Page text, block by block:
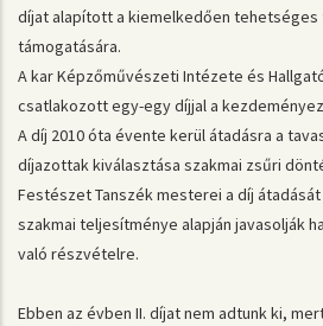
díjat alapított a kiemelkedően
támogatására.
A kar Képzőművészeti Intézete és
csatlakozott egy-egy díjjal a
A díj 2010 óta évente kerül átadásra a
díjazottak kiválasztása szakmai zsűri
Festészet Tanszék mesterei a díj
szakmai teljesítménye alapján javasolják
való részvételre.
Ebben az évben II. díjat nem adtunk ki,